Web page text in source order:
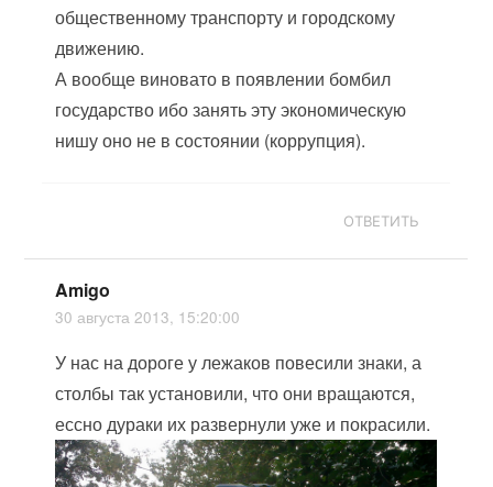
общественному транспорту и городскому
движению.
А вообще виновато в появлении бомбил
государство ибо занять эту экономическую
нишу оно не в состоянии (коррупция).
ОТВЕТИТЬ
Amigo
30 августа 2013, 15:20:00
У нас на дороге у лежаков повесили знаки, а
столбы так установили, что они вращаются,
ессно дураки их развернули уже и покрасили.